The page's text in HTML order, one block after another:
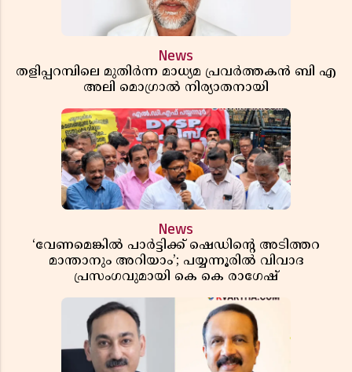
News
തളിപ്പറമ്പിലെ മുതിർന്ന മാധ്യമ പ്രവർത്തകൻ ബി എ
അലി മൊഗ്രാൽ നിര്യാതനായി
News
‘വേണമെങ്കിൽ പാർട്ടിക്ക് ഷെഡിൻ്റെ അടിത്തറ
മാന്താനും അറിയാം’; പയ്യന്നൂരിൽ വിവാദ
പ്രസംഗവുമായി കെ കെ രാഗേഷ്